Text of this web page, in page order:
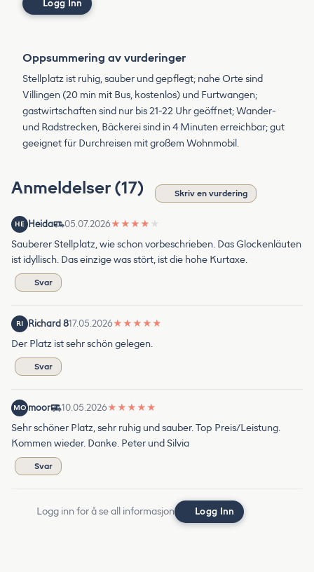
Logg Inn
Oppsummering av vurderinger
Stellplatz ist ruhig, sauber und gepflegt; nahe Orte sind
Villingen (20 min mit Bus, kostenlos) und Furtwangen;
gastwirtschaften sind nur bis 21-22 Uhr geöffnet; Wander-
und Radstrecken, Bäckerei sind in 4 Minuten erreichbar; gut
geeignet für Durchreisen mit großem Wohnmobil.
Anmeldelser (17) Skriv en vurdering
HE Heida 05.07.2026★ ★ ★ ★ ★
Sauberer Stellplatz, wie schon vorbeschrieben. Das Glockenläuten
ist idyllisch. Das einzige was stört, ist die hohe Kurtaxe.
Svar
RI Richard 817.05.2026★ ★ ★ ★ ★
Der Platz ist sehr schön gelegen.
Svar
MO moor 10.05.2026★ ★ ★ ★ ★
Sehr schöner Platz, sehr ruhig und sauber. Top Preis/Leistung.
Kommen wieder. Danke. Peter und Silvia
Svar
Logg inn for å se all informasjon Logg Inn